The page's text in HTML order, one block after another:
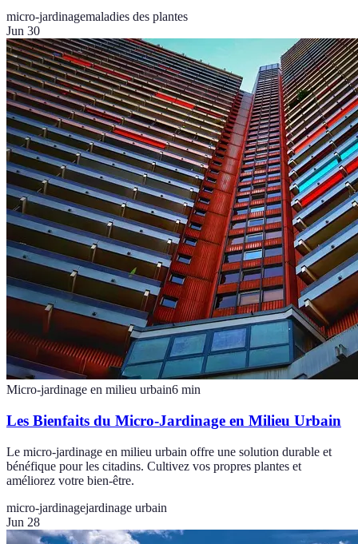
micro-jardinagemaladies des plantes
Jun 30
Micro-jardinage en milieu urbain6 min
Les Bienfaits du Micro-Jardinage en Milieu Urbain
Le micro-jardinage en milieu urbain offre une solution durable et
bénéfique pour les citadins. Cultivez vos propres plantes et
améliorez votre bien-être.
micro-jardinagejardinage urbain
Jun 28